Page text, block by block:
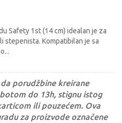
Safety 1st (14 cm) idealan je za
stepenista. Kompatibilan je sa
...
porudžbine kreirane
do 13h, stignu istog
ili pouzećem. Ova
za proizvode označene